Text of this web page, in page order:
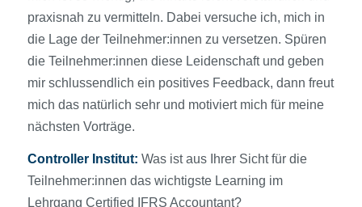
praxisnah zu vermitteln. Dabei versuche ich, mich in
die Lage der Teilnehmer:innen zu versetzen. Spüren
die Teilnehmer:innen diese Leidenschaft und geben
mir schlussendlich ein positives Feedback, dann freut
mich das natürlich sehr und motiviert mich für meine
nächsten Vorträge.
Controller Institut: Was ist aus Ihrer Sicht für die
Teilnehmer:innen das wichtigste Learning im
Lehrgang Certified IFRS Accountant?